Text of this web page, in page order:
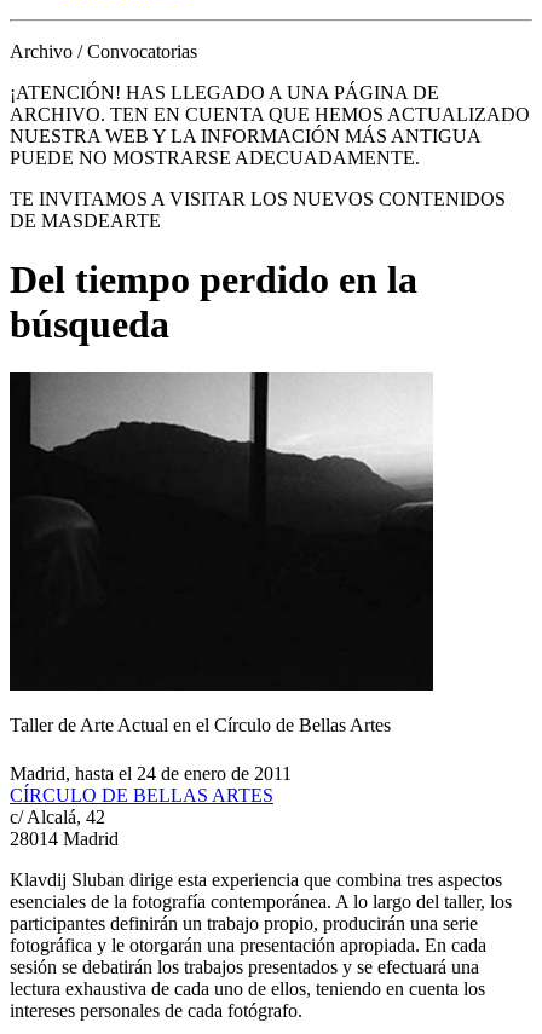
Archivo / Convocatorias
¡ATENCIÓN! HAS LLEGADO A UNA PÁGINA DE
ARCHIVO. TEN EN CUENTA QUE HEMOS ACTUALIZADO
NUESTRA WEB Y LA INFORMACIÓN MÁS ANTIGUA
PUEDE NO MOSTRARSE ADECUADAMENTE.
TE INVITAMOS A VISITAR LOS NUEVOS CONTENIDOS
DE MASDEARTE
Del tiempo perdido en la
búsqueda
Taller de Arte Actual en el Círculo de Bellas Artes
Madrid, hasta el 24 de enero de 2011
CÍRCULO DE BELLAS ARTES
c/ Alcalá, 42
28014 Madrid
Klavdij Sluban dirige esta experiencia que combina tres aspectos
esenciales de la fotografía contemporánea. A lo largo del taller, los
participantes definirán un trabajo propio, producirán una serie
fotográfica y le otorgarán una presentación apropiada. En cada
sesión se debatirán los trabajos presentados y se efectuará una
lectura exhaustiva de cada uno de ellos, teniendo en cuenta los
intereses personales de cada fotógrafo.